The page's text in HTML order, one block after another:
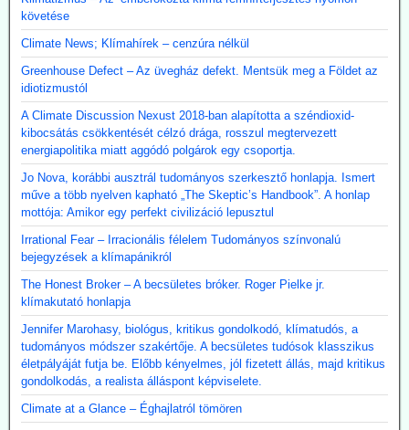
követése
Climate News; Klímahírek – cenzúra nélkül
Greenhouse Defect – Az üvegház defekt. Mentsük meg a Földet az
idiotizmustól
A Climate Discussion Nexust 2018-ban alapította a széndioxid-
kibocsátás csökkentését célzó drága, rosszul megtervezett
energiapolitika miatt aggódó polgárok egy csoportja.
Jo Nova, korábbi ausztrál tudományos szerkesztő honlapja. Ismert
műve a több nyelven kapható „The Skeptic’s Handbook”. A honlap
mottója: Amikor egy perfekt civilizáció lepusztul
Irrational Fear – Irracionális félelem Tudományos színvonalú
bejegyzések a klímapánikról
The Honest Broker – A becsületes bróker. Roger Pielke jr.
klímakutató honlapja
Jennifer Marohasy, biológus, kritikus gondolkodó, klímatudós, a
tudományos módszer szakértője. A becsületes tudósok klasszikus
életpályáját futja be. Előbb kényelmes, jól fizetett állás, majd kritikus
gondolkodás, a realista álláspont képviselete.
Climate at a Glance – Éghajlatról tömören